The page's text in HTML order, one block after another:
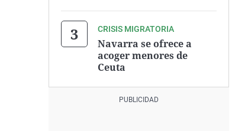
CRISIS MIGRATORIA
Navarra se ofrece a
acoger menores de
Ceuta